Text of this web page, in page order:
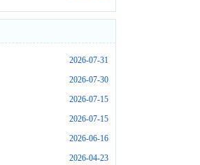
2026-07-31
2026-07-30
2026-07-15
2026-07-15
2026-06-16
2026-04-23